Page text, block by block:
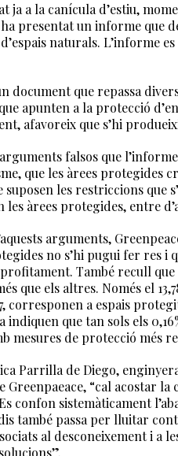
ja a la canícula d’estiu,
presentat un informe que
naturals. L’informe
document que repassa
apunten a la protecció
afavoreix que s’hi
falsos que
que les àrees protegides
suposen les restriccions que
àrees protegides, entre
arguments,
no s’hi pugui fer res i
També recull
que els altres. Només el
corresponen a espais
indiquen que tan sols els
mesures de protecció més
Parrilla de Diego,
Greenpaeace, “cal acostar
confon sistemàticament
també passa per lluitar
al desconeixement i a